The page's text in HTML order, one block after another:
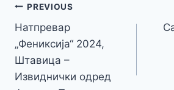
PREVIOUS
Натпревар
„Фениксија“ 2024,
Штавица –
Извиднички одред